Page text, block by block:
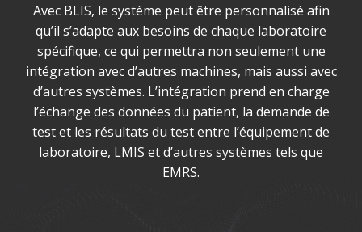
Avec BLIS, le système peut être personnalisé afin
qu’il s’adapte aux besoins de chaque laboratoire
spécifique, ce qui permettra non seulement une
intégration avec d’autres machines, mais aussi avec
d’autres systèmes. L’intégration prend en charge
l’échange des données du patient, la demande de
test et les résultats du test entre l’équipement de
laboratoire, LMIS et d’autres systèmes tels que
EMRS.